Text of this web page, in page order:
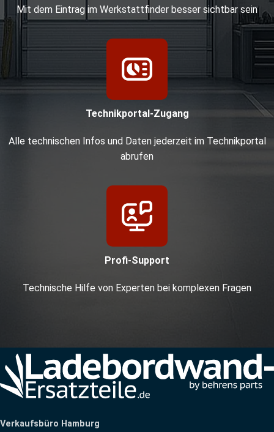
Mit dem Eintrag im Werkstattfinder besser sichtbar sein
Technikportal-Zugang
Alle technischen Infos und Daten jederzeit im Technikportal
abrufen
Profi-Support
Technische Hilfe von Experten bei komplexen Fragen
Verkaufsbüro Hamburg